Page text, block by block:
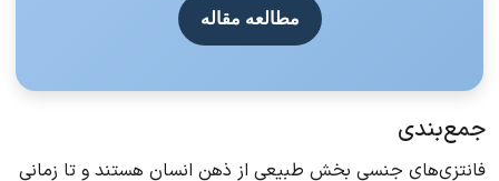
مطالعه مقاله
جمع‌بندی
فانتزی‌های جنسی بخش طبیعی از ذهن انسان هستند و تا زمانی